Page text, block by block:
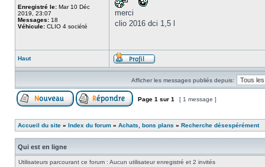
Enregistré le: Mar 10 Déc
2019, 23:07
Messages: 18
Véhicule: CLIO 4 société
merci
clio 2016 dci 1,5 l
Haut
Afficher les messages publiés depuis:
Page 1 sur 1 [ 1 message ]
Accueil du site » Index du forum » Achats, bons plans » Recherche désespérément
Qui est en ligne
Utilisateurs parcourant ce forum : Aucun utilisateur enregistré et 2 invités